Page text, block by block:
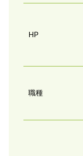
HP
職種